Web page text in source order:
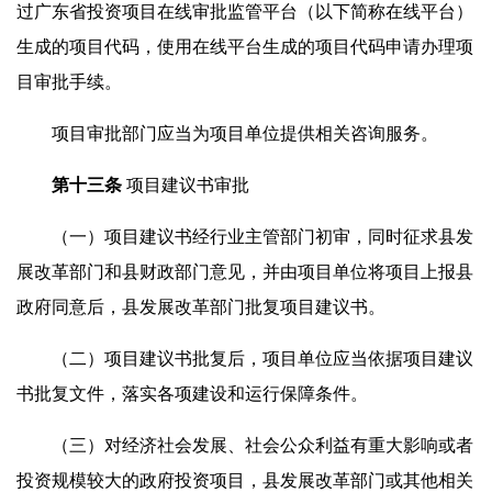
过广东省投资项目在线审批监管平台（以下简称在线平台）
生成的项目代码，使用在线平台生成的项目代码申请办理项
目审批手续。
项目审批部门应当为项目单位提供相关咨询服务。
第十三条 项目建议书审批
（一）项目建议书经行业主管部门初审，同时征求县发
展改革部门和县财政部门意见，并由项目单位将项目上报县
政府同意后，县发展改革部门批复项目建议书。
（二）项目建议书批复后，项目单位应当依据项目建议
书批复文件，落实各项建设和运行保障条件。
（三）对经济社会发展、社会公众利益有重大影响或者
投资规模较大的政府投资项目，县发展改革部门或其他相关